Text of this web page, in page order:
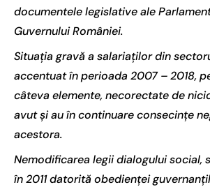
documentele legislative ale
Guvernului României.
Situația gravă a salariaților din
accentuat în perioada 2007 – 2018,
câteva elemente, necorectate de
avut și au în continuare consecințe
acestora.
Nemodificarea legii dialogului social,
în 2011 datorită obedienței